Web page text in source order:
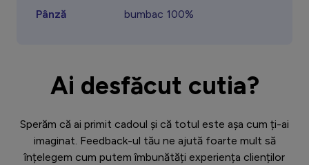
Pânză
bumbac 100%
Ai desfăcut cutia?
Sperăm că ai primit cadoul și că totul este așa cum ți-ai
imaginat. Feedback-ul tău ne ajută foarte mult să
înțelegem cum putem îmbunătăți experiența clienților